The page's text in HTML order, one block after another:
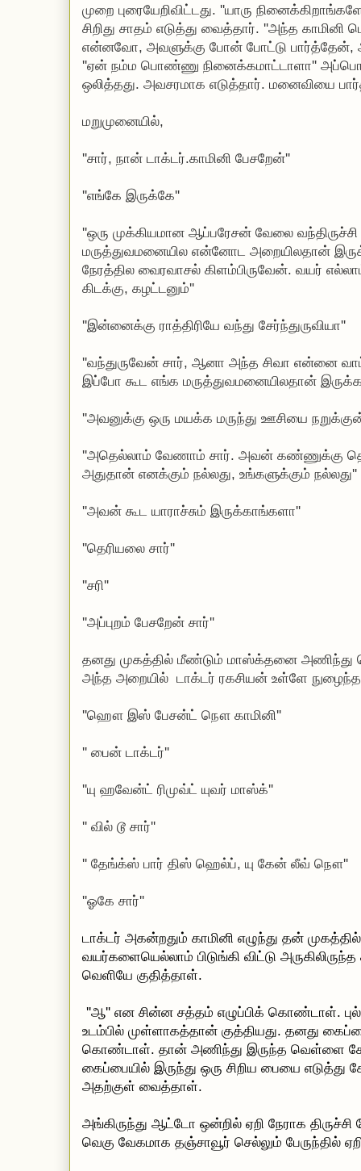
முறை புரையேறிவிட்டது. ''யாரு
சிறிது சாதம் எடுத்து வைத்தார். ''அந்த
என்னவோ, அவளுக்கு போன் போட்டு பார்த்தேன்,
''ஏன் நம்ம பொண்ணு நினைக்கமாட்டாளா''
ஒலித்தது. அவசரமாக எடுத்தார். மனைவியை
மறுமுனையில்,
''சார், நான் டாக்டர்.காமினி பேசறேன்''
''எங்கே இருக்கே''
''ஒரு முக்கியமான ஆப்பரேசன் வேலை வந்திருச்சி
மருத்துவமனையில என்னோட அறையிலதான்
நேரத்தில வைரவாசல் கிளம்பிருவேன். வயர்
கிடக்கு, கழட்டனும்''
''இன்னைக்கு ராத்திரியே வந்து சேர்ந்துருவியா''
''வந்துருவேன் சார், ஆனா அந்த சிவா என்னை
இப்போ கூட எங்க மருத்துவமனையிலதான்
''அவனுக்கு ஒரு மயக்க மருந்து ஊசியை
''அதெல்லாம் வேணாம் சார். அவன் கண்ணுக்கு
அதுதான் எனக்கும் நல்லது, உங்களுக்கும் நல்லது''
''அவன் கூட யாராச்சும் இருக்காங்களா''
''தெரியலை சார்''
''சரி''
''அப்புறம் பேசறேன் சார்''
தனது முகத்தில் மீண்டும் மாஸ்க்தனை அணிந்து
அந்த அறையில் டாக்டர் ரகசியன் உள்ளே
''ஹௌ இஸ் பேசன்ட் நௌ காமினி''
'' பைன் டாக்டர்''
''யு ஹவேன்ட் ரிமுவ்ட் யுவர் மாஸ்க்''
'' வில் டூ சார்''
'' தேங்க்ஸ் பார் திஸ் ஹெல்ப், யு கேன் லீவ் நௌ''
''ஓகே சார்''
டாக்டர் அகன்றதும் காமினி எழுந்து தன்
வயர்களையெல்லாம் பிடுங்கி விட்டு
வெளியே குதித்தாள்.
''ஆ'' என சின்ன சத்தம் எழுப்பிக் கொண்டாள்.
உடம்பில் முள்ளாகத்தான் குத்தியது. தனது
கொண்டாள். தான் அணிந்து இருந்த வெள்ளை
கைப்பையில் இருந்து ஒரு சிறிய பையை எடுத்து
அதற்குள் வைத்தாள்.
அங்கிருந்து ஆட்டோ ஒன்றில் ஏறி நேராக
வெகு வேகமாக தஞ்சாவூர் செல்லும் பேருந்தில்